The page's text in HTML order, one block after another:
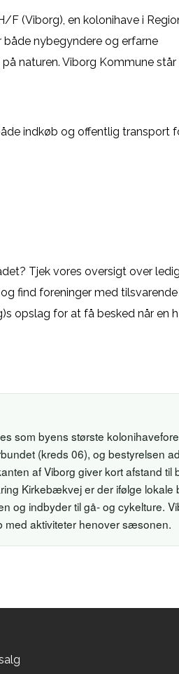
F (Viborg), en kolonihave i
nybegyndere og erfarne
naturen. Viborg Kommune
indkøb og offentlig transport
Tjek vores oversigt over
find foreninger med tilsvarende
opslag for at få besked når en
som byens største
(kreds 06), og bestyrelsen
af Viborg giver kort afstand til
Kirkebækvej er der ifølge lokale
og indbyder til gå- og cykelture.
aktiviteter henover sæsonen.